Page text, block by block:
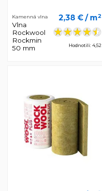
Kamenná vlna
Vlna
Rockwool
Rockmin
50 mm
2,38 € / m2
Hodnotili: 4,52